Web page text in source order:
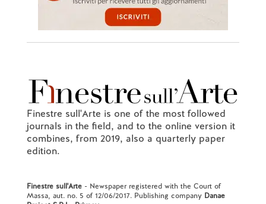
Finestre sull'Arte is one of the most followed
journals in the field, and to the online version it
combines, from 2019, also a quarterly paper
edition.
Finestre sull'Arte- Newspaper registered with the Court of
Massa, aut. no. 5 of 12/06/2017. Publishing company Danae